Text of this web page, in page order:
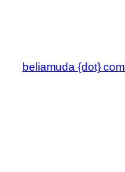
beliamuda {dot} com